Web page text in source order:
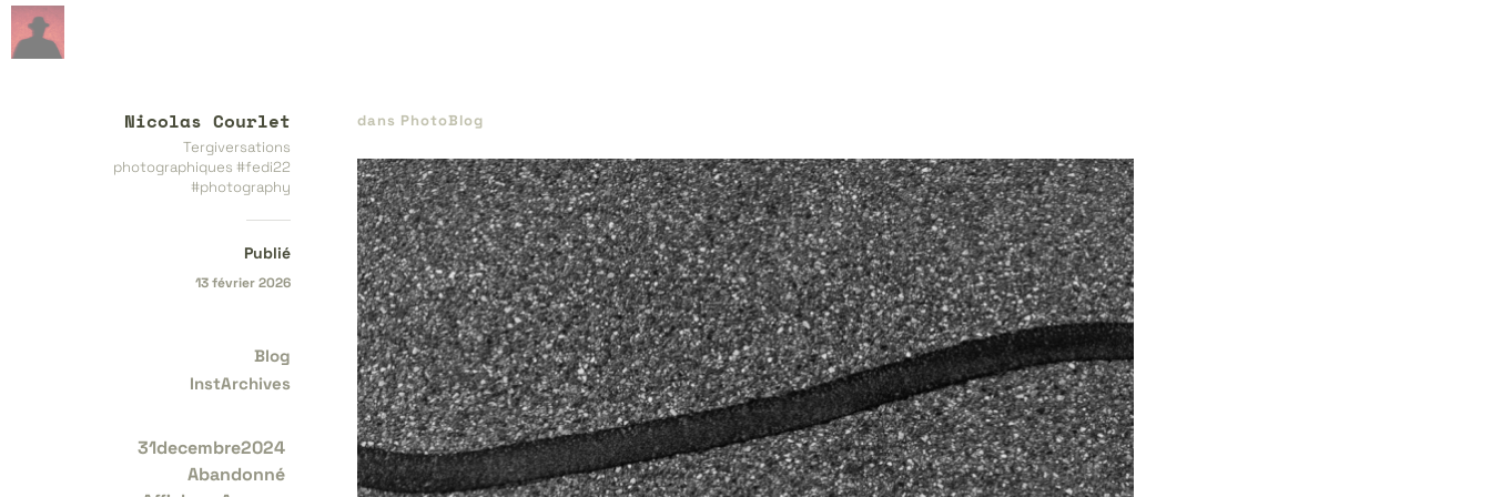
Nicolas Courlet
Tergiversations
photographiques #fedi22
#photography
Publié
13 février 2026
Blog
InstArchives
dans PhotoBlog
31decembre2024
Abandonné